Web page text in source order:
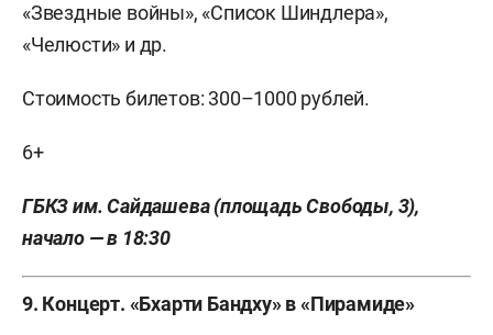
«Звездные войны», «Список Шиндлера»,
«Челюсти» и др.
Стоимость билетов: 300–1000 рублей.
6+
ГБКЗ им. Сайдашева (площадь Свободы, 3),
начало — в 18:30
9. Концерт. «Бхарти Бандху» в «Пирамиде»